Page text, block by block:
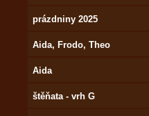
prázdniny 2025
Aida, Frodo, Theo
Aida
štěňata - vrh G